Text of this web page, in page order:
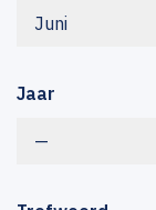
Juni
Jaar
—